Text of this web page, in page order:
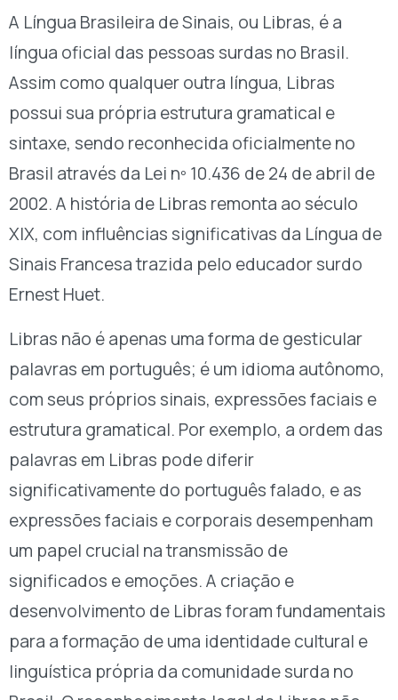
A Língua Brasileira de Sinais, ou Libras, é a
língua oficial das pessoas surdas no Brasil.
Assim como qualquer outra língua, Libras
possui sua própria estrutura gramatical e
sintaxe, sendo reconhecida oficialmente no
Brasil através da Lei nº 10.436 de 24 de abril de
2002. A história de Libras remonta ao século
XIX, com influências significativas da Língua de
Sinais Francesa trazida pelo educador surdo
Ernest Huet.
Libras não é apenas uma forma de gesticular
palavras em português; é um idioma autônomo,
com seus próprios sinais, expressões faciais e
estrutura gramatical. Por exemplo, a ordem das
palavras em Libras pode diferir
significativamente do português falado, e as
expressões faciais e corporais desempenham
um papel crucial na transmissão de
significados e emoções. A criação e
desenvolvimento de Libras foram fundamentais
para a formação de uma identidade cultural e
linguística própria da comunidade surda no